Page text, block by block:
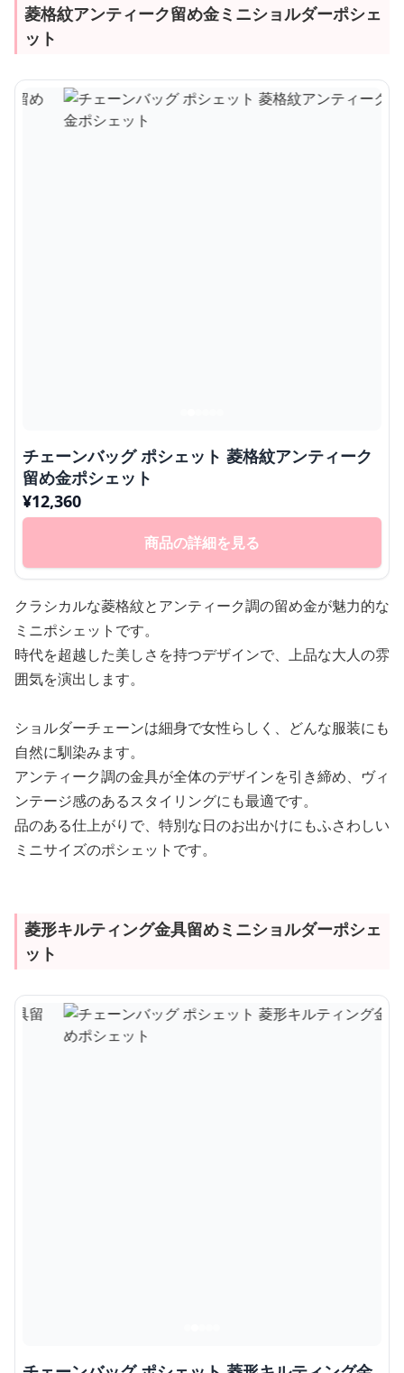
菱格紋アンティーク留め金ミニショルダーポシェ
ット
チェーンバッグ ポシェット 菱格紋アンティーク
留め金ポシェット
¥12,360
商品の詳細を見る
クラシカルな菱格紋とアンティーク調の留め金が魅力的な
ミニポシェットです。
時代を超越した美しさを持つデザインで、上品な大人の雰
囲気を演出します。
ショルダーチェーンは細身で女性らしく、どんな服装にも
自然に馴染みます。
アンティーク調の金具が全体のデザインを引き締め、ヴィ
ンテージ感のあるスタイリングにも最適です。
品のある仕上がりで、特別な日のお出かけにもふさわしい
ミニサイズのポシェットです。
菱形キルティング金具留めミニショルダーポシェ
ット